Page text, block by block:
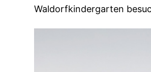
Waldorfkindergarten